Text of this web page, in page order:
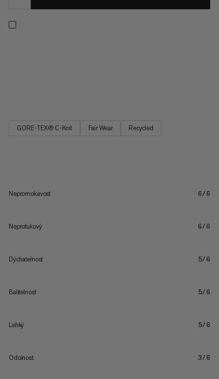
GORE-TEX® C-Knit Fair Wear Recycled
Nepromokavost 6/6
Neprofukový 6/6
Dýchatelnost 5/6
Balitelnost 5/6
Lehký 5/6
Odolnost. 3/6